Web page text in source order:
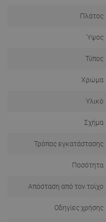
Πλάτος
Ύψος
Τύπος
Χρώμα
Υλικό
Σχήμα
Τρόπος εγκατάστασης
Ποσότητα
Απόσταση από τον τοίχο
Οδηγίες χρήσης